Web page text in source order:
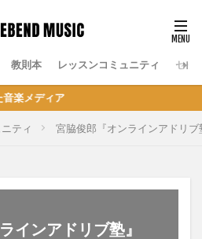
教則本 レッスンコミュニティ セッ
ア
ティ 宮脇俊郎『オンラインアドリブ
インアドリブ塾』